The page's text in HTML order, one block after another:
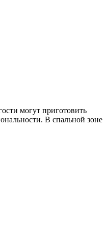
могут приготовить
В спальной зоне